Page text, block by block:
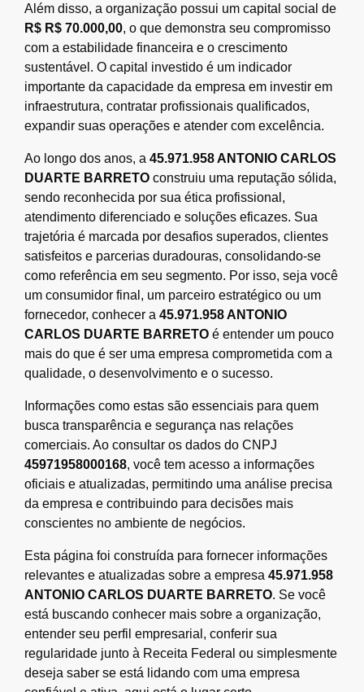
Além disso, a organização possui um capital social de
R$ R$ 70.000,00, o que demonstra seu compromisso
com a estabilidade financeira e o crescimento
sustentável. O capital investido é um indicador
importante da capacidade da empresa em investir em
infraestrutura, contratar profissionais qualificados,
expandir suas operações e atender com excelência.
Ao longo dos anos, a 45.971.958 ANTONIO CARLOS
DUARTE BARRETO construiu uma reputação sólida,
sendo reconhecida por sua ética profissional,
atendimento diferenciado e soluções eficazes. Sua
trajetória é marcada por desafios superados, clientes
satisfeitos e parcerias duradouras, consolidando-se
como referência em seu segmento. Por isso, seja você
um consumidor final, um parceiro estratégico ou um
fornecedor, conhecer a 45.971.958 ANTONIO
CARLOS DUARTE BARRETO é entender um pouco
mais do que é ser uma empresa comprometida com a
qualidade, o desenvolvimento e o sucesso.
Informações como estas são essenciais para quem
busca transparência e segurança nas relações
comerciais. Ao consultar os dados do CNPJ
45971958000168, você tem acesso a informações
oficiais e atualizadas, permitindo uma análise precisa
da empresa e contribuindo para decisões mais
conscientes no ambiente de negócios.
Esta página foi construída para fornecer informações
relevantes e atualizadas sobre a empresa 45.971.958
ANTONIO CARLOS DUARTE BARRETO. Se você
está buscando conhecer mais sobre a organização,
entender seu perfil empresarial, conferir sua
regularidade junto à Receita Federal ou simplesmente
deseja saber se está lidando com uma empresa